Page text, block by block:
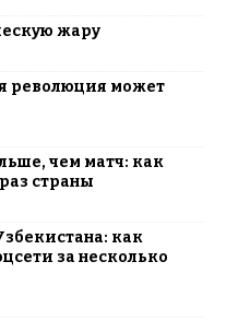
жару
революция может
чем матч: как
страны
как
за несколько